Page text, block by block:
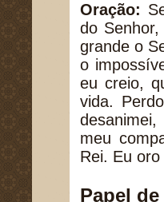
Oração:
do
grande o
o
eu creio,
vida.
meu
Rei. Eu
Papel